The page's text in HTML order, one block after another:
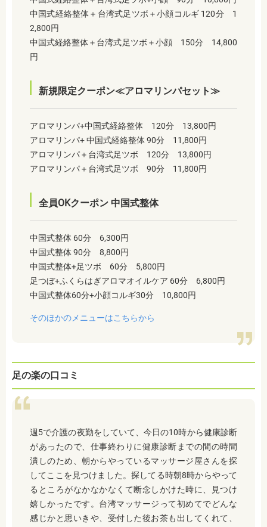
中国式経絡整体＋台湾式足ツボ＋小顔コルギ 120分 1
2,800円
中国式経絡整体＋台湾式足ツボ＋小顔 150分 14,800
円
新規限定クーポン≪アロマリンパセット≫
アロマリンパ+中国式経絡整体 120分 13,800円
アロマリンパ+ 中国式経絡整体 90分 11,800円
アロマリンパ＋台湾式足ツボ 120分 13,800円
アロマリンパ＋台湾式足ツボ 90分 11,800円
全員OKクーポン 中国式整体
中国式整体 60分 6,300円
中国式整体 90分 8,800円
中国式整体+足ツボ 60分 5,800円
足つぼ+ふくらはぎアロマオイルケア 60分 6,800円
中国式整体60分+小顔コルギ30分 10,800円
そのほかのメニューはこちらから
足の楽の口コミ
週5で介護の夜勤をしていて、今日の10時から健康診断
があったので、仕事終わりに健康診断までの間の時間
潰しのため、朝からやっているマッサージ屋さんを探
してここを見つけました。探してる時朝8時からやって
るところがなかなかなくて断念しかけた時に、見つけ
嬉しかったです。台湾マッサージって初めてでどんな
感じかと思いきや、受付した後お茶も出してくれて、